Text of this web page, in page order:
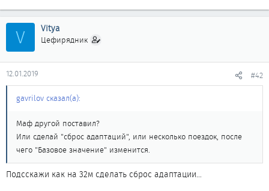
вести.
V Vitya
Цефирядник
12.01.2019 #42
gavrilov сказал(а):
Маф другой поставил?
Или сделай "сброс адаптаций", или несколько поездок, после
чего "Базовое значение" изменится.
Подсскажи как на 32м сделать сброс адаптации...